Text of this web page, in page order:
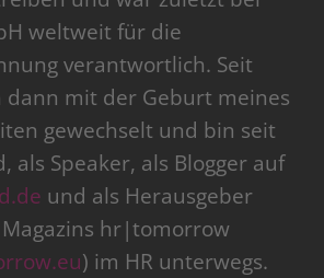
weltweit für die
verantwortlich. Seit
dann mit der Geburt meines
gewechselt und bin seit
als Speaker, als Blogger auf
und als Herausgeber
Magazins hr|tomorrow
) im HR unterwegs.